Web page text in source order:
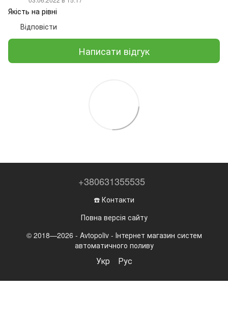
Якість на рівні
Відповісти
Написати відгук
+380631355535
☎️ Контакти
Повна версія сайту
© 2018—2026 - Avtopoliv - Інтернет магазин систем
автоматичного поливу
Укр Рус